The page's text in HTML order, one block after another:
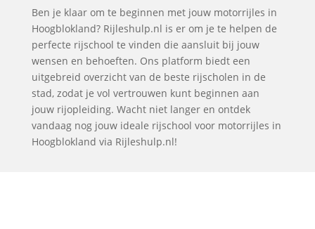
Ben je klaar om te beginnen met jouw motorrijles in
Hoogblokland? Rijleshulp.nl is er om je te helpen de
perfecte rijschool te vinden die aansluit bij jouw
wensen en behoeften. Ons platform biedt een
uitgebreid overzicht van de beste rijscholen in de
stad, zodat je vol vertrouwen kunt beginnen aan
jouw rijopleiding. Wacht niet langer en ontdek
vandaag nog jouw ideale rijschool voor motorrijles in
Hoogblokland via Rijleshulp.nl!